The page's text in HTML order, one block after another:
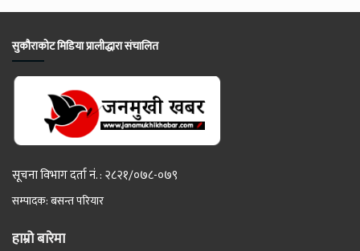
सुकौराकोट मिडिया प्रालीद्धारा संचालित
सूचना विभाग दर्ता नं. : २८२१/०७८-०७९
सम्पादक: बसन्त परियार
हाम्रो बारेमा